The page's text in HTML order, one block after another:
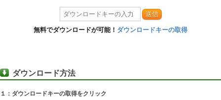
送信
無料でダウンロードが可能！ ダウンロードキーの取得
ダウンロード方法
１：ダウンロードキーの取得をクリック